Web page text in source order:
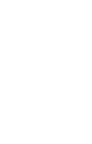
توسط هیئت مدیره و نرخ